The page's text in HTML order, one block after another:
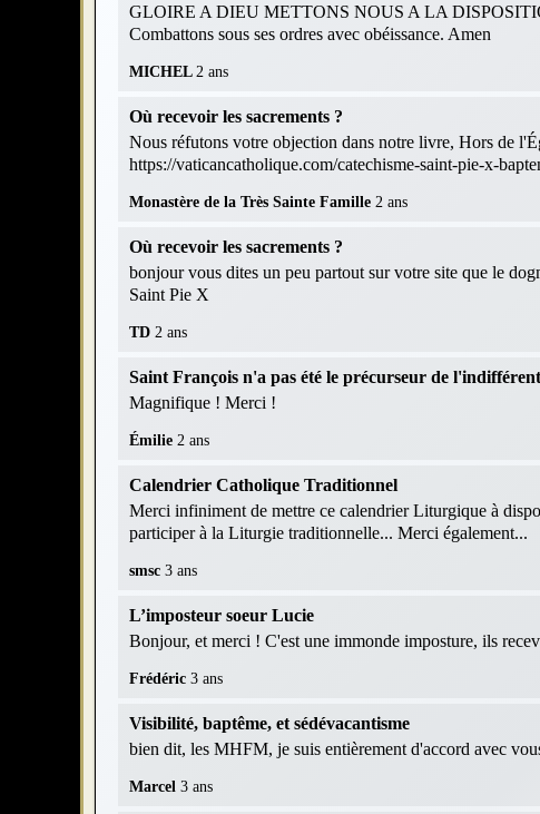
GLOIRE A DIEU METTONS NOUS A LA
Combattons sous ses ordres avec obéissance. Amen
MICHEL 2 ans
Où recevoir les sacrements ?
Nous réfutons votre objection dans notre livre, Hors de
https://vaticancatholique.com/catechisme-saint-pie-x-
Monastère de la Très Sainte Famille 2 ans
Où recevoir les sacrements ?
bonjour vous dites un peu partout sur votre site que le
Saint Pie X
TD 2 ans
Saint François n'a pas été le précurseur de
Magnifique ! Merci !
Émilie 2 ans
Calendrier Catholique Traditionnel
Merci infiniment de mettre ce calendrier Liturgique à
participer à la Liturgie traditionnelle... Merci également...
smsc 3 ans
L’imposteur soeur Lucie
Bonjour, et merci ! C'est une immonde imposture, ils
Frédéric 3 ans
Visibilité, baptême, et sédévacantisme
bien dit, les MHFM, je suis entièrement d'accord avec
Marcel 3 ans